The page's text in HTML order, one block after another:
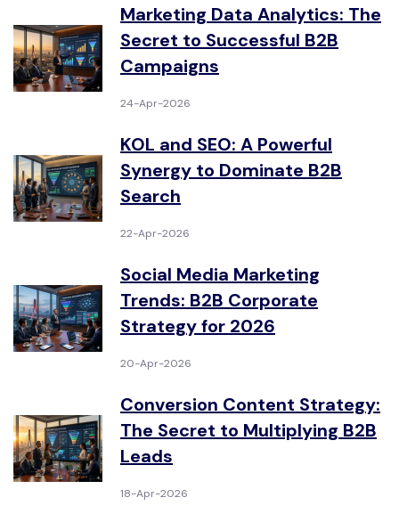
Marketing Data Analytics: The
Secret to Successful B2B
Campaigns
24-Apr-2026
KOL and SEO: A Powerful
Synergy to Dominate B2B
Search
22-Apr-2026
Social Media Marketing
Trends: B2B Corporate
Strategy for 2026
20-Apr-2026
Conversion Content Strategy:
The Secret to Multiplying B2B
Leads
18-Apr-2026